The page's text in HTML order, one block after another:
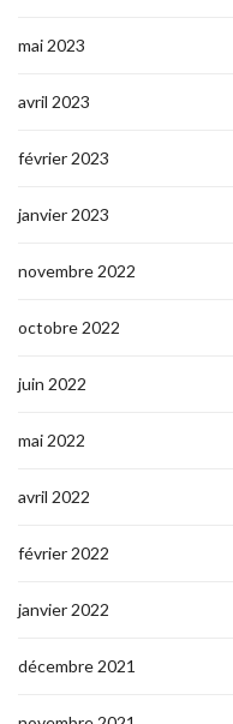
mai 2023
avril 2023
février 2023
janvier 2023
novembre 2022
octobre 2022
juin 2022
mai 2022
avril 2022
février 2022
janvier 2022
décembre 2021